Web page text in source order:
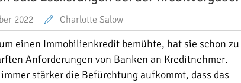
2022 Charlotte Salow
einen Immobilienkredit bemühte, hat sie schon zu
Anforderungen von Banken an Kreditnehmer.
stärker die Befürchtung aufkommt, dass das